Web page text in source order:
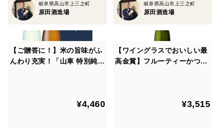
岐阜県高山市上三之町
原田酒造場
岐阜県高山市上三之町
原田酒造場
【ご贈答に！】米の旨味がふ
んわり充実！「山車 特別純米
¥4,460
【ワイングラスでおいしい最
高金賞】フルーティーかつや
¥3,515